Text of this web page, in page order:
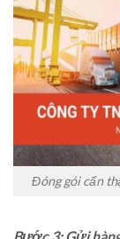
Đóng gói cẩn